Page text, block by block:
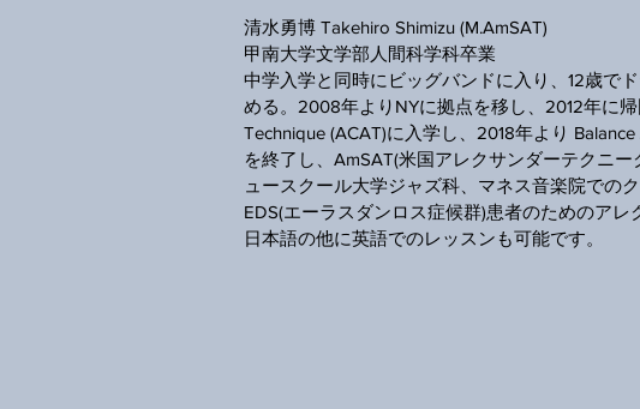
清水勇博 Takehiro Shimizu (M.AmSAT)
甲南大学文学部人間科学科卒業
中学入学と同時にビッグバンドに入り、12歳で
める。2008年よりNYに拠点を移し、2012年に
Technique (ACAT)に入学し、2018年より
を終了し、AmSAT(米国アレクサンダーテクニ
ュースクール大学ジャズ科、マネス音楽院での
EDS(エーラスダンロス症候群)患者のためのア
日本語の他に英語でのレッスンも可能です。